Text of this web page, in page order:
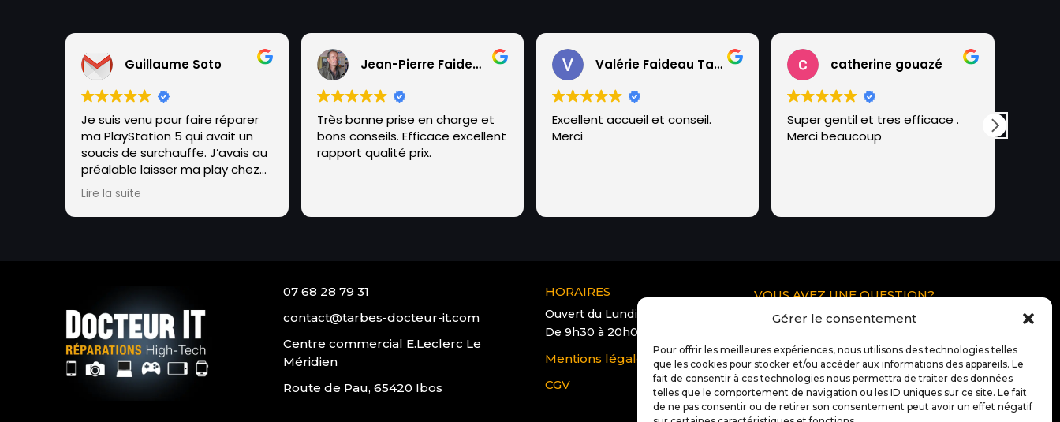
Gérer le consentement
Pour offrir les meilleures expériences, nous utilisons des technologies telles
que les cookies pour stocker et/ou accéder aux informations des appareils. Le
fait de consentir à ces technologies nous permettra de traiter des données
telles que le comportement de navigation ou les ID uniques sur ce site. Le fait
de ne pas consentir ou de retirer son consentement peut avoir un effet négatif
Guillaume Soto
Je suis venu pour faire réparer
ma PlayStation 5 qui avait un
soucis de surchauffe. J’avais au
préalable laisser ma play chez
SAVE qui se trouve à
brauhauban pendant 1 MOIS !!
Sans réparation de leur part. J’ai
grand professionnalisme et
sympathie de sa part, il m’a
également expliqué en détails
le soucis et conseiller pour
éviter ce soucis à nouveau.
Lire la suite
Jean-Pierre Faideau
Très bonne prise en charge et
bons conseils. Efficace excellent
rapport qualité prix.
Valérie Faideau Talfumier
Excellent accueil et conseil.
Merci
catherine gouazé
Super gentil et tres efficace .
Merci beaucoup
07 68 28 79 31
contact@tarbes-docteur-it.com
Centre commercial E.Leclerc Le
Méridien
Route de Pau, 65420 Ibos
HORAIRES
Ouvert du Lundi au Samedi
De 9h30 à 20h00
Mentions légales
CGV
VOUS AVEZ UNE QUESTION?
Pour tous renseignements
de Docteur IT Ibos:
Contactez nous